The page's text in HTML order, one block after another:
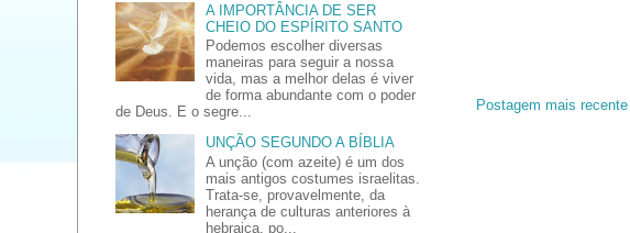
Postagem mais recente
A IMPORTÂNCIA DE SER
CHEIO DO ESPÍRITO SANTO
Podemos escolher diversas
maneiras para seguir a nossa
vida, mas a melhor delas é viver
de forma abundante com o poder
de Deus. E o segre...
UNÇÃO SEGUNDO A BÍBLIA
A unção (com azeite) é um dos
mais antigos costumes israelitas.
Trata-se, provavelmente, da
herança de culturas anteriores à
hebraica, po...